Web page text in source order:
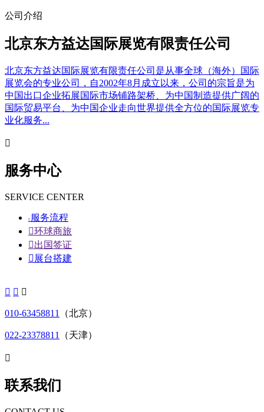
公司介绍
北京东方益达国际展览有限责任公司
北京东方益达国际展览有限责任公司是从事全球（海外）国际
展览会的专业公司，自2002年8月成立以来，公司的宗旨是为
中国出口企业拓展国际市场铺路架桥、为中国制造提供广阔的
国际贸易平台、为中国企业走向世界提供全方位的国际展览专
业化服务...

服务中心
SERVICE CENTER
 服务流程
环球商旅
出国签证
 展台搭建
  
010-63458811 （北京）
022-23378811 （天津）

联系我们